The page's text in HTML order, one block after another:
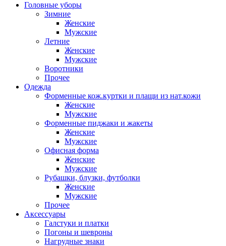
Головные уборы
Зимние
Женские
Мужские
Летние
Женские
Мужские
Воротники
Прочее
Одежда
Форменные кож.куртки и плащи из нат.кожи
Женские
Мужские
Форменные пиджаки и жакеты
Женские
Мужские
Офисная форма
Женские
Мужские
Рубашки, блузки, футболки
Женские
Мужские
Прочее
Аксессуары
Галстуки и платки
Погоны и шевроны
Нагрудные знаки